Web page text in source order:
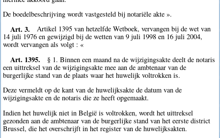
De boedelbeschrijving wordt vastgesteld bij notariële akte ».
Art. 3.
Artikel 1395 van hetzelfde Wetboek, vervangen bij de wet van
14 juli 1976 en gewijzigd bij de wetten van 9 juli 1998 en 16 juli 2004,
wordt vervangen als volgt : «
Art. 1395.
§ 1. Binnen een maand na de wijzigingsakte deelt de notaris
een uittreksel van de wijzigingsakte mee aan de ambtenaar van de
burgerlijke stand van de plaats waar het huwelijk voltrokken is.
Deze vermeldt op de kant van de huwelijksakte de datum van de
wijzigingsakte en de notaris die ze heeft opgemaakt.
Indien het huwelijk niet in België is voltrokken, wordt het uittreksel
gezonden aan de ambtenaar van de burgerlijke stand van het eerste district
Brussel, die het overschrijft in het register van de huwelijksakten.